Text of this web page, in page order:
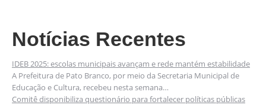
Notícias Recentes
IDEB 2025: escolas municipais avançam e rede mantém estabilidade
A Prefeitura de Pato Branco, por meio da Secretaria Municipal de
Educação e Cultura, recebeu nesta semana…
Comitê disponibiliza questionário para fortalecer políticas públicas